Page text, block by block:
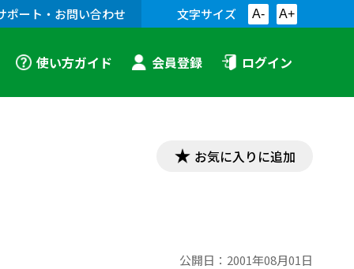
ポート・お問い合わせ 文字サイズ A- A+
使い方ガイド 会員登録 ログイン
お気に入りに追加
公開日： 2001年08月01日